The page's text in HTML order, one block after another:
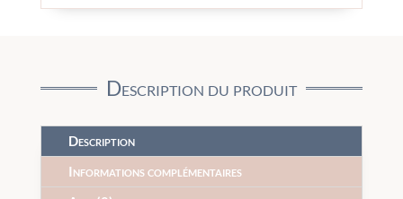
Description du produit
Description
Informations complémentaires